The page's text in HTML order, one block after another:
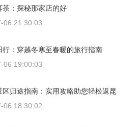
茶：探秘那家店的好
06 21:30:03
行：穿越冬寒至春暖的旅行指南
06 19:00:03
区归途指南：实用攻略助您轻松返昆
06 18:30:02